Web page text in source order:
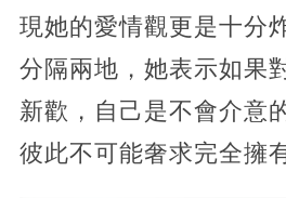
現她的愛情觀更是十分
分隔兩地，她表示如果
新歡，自己是不會介意
彼此不可能奢求完全擁